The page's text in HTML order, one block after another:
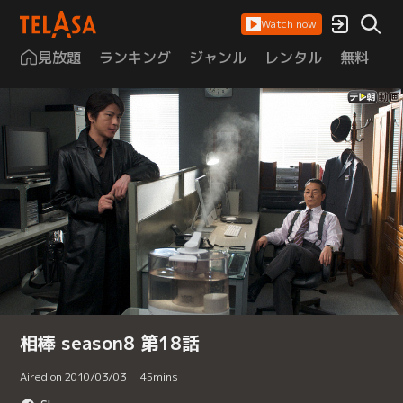
Watch now
見放題 ランキング ジャンル レンタル 無料
相棒 season8 第18話
Aired on 2010/03/03 45mins